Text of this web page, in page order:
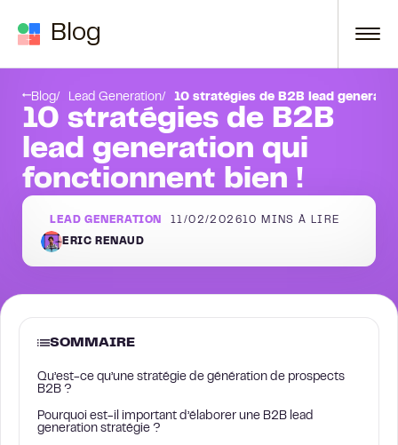
Blog
Blog Lead Generation 10 stratégies de B2B lead
10 stratégies de B2B
lead generation qui
fonctionnent bien !
LEAD GENERATION 11/02/202610 MINS À LIRE
ERIC RENAUD
SOMMAIRE
Qu’est-ce qu’une stratégie de génération de prospects
B2B ?
Pourquoi est-il important d’élaborer une B2B lead
generation stratégie ?